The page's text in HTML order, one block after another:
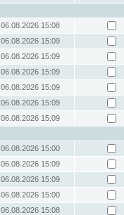
06.08.2026 15:08
06.08.2026 15:09
06.08.2026 15:09
06.08.2026 15:09
06.08.2026 15:09
06.08.2026 15:09
06.08.2026 15:09
06.08.2026 15:00
06.08.2026 15:09
06.08.2026 15:09
06.08.2026 15:00
06.08.2026 15:08